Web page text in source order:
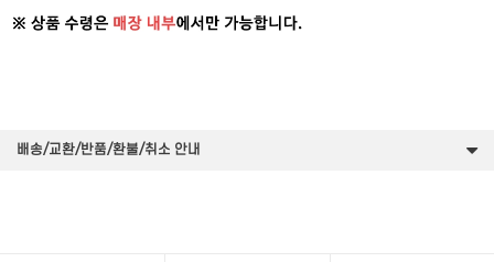
배송/교환/반품/환불/취소 안내